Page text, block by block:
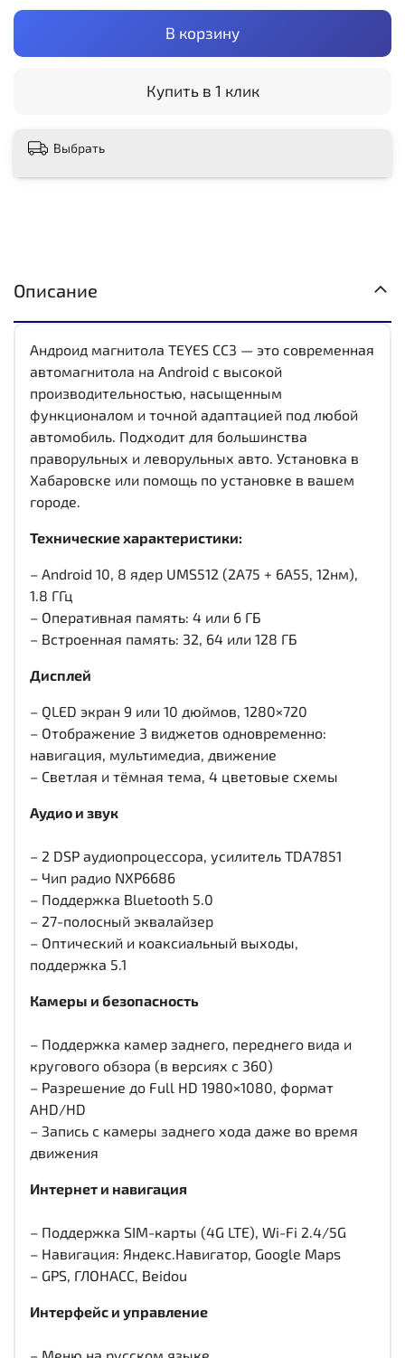
В корзину
Купить в 1 клик
Выбрать
Описание
Андроид магнитола TEYES CC3 — это современная
автомагнитола на Android с высокой
производительностью, насыщенным
функционалом и точной адаптацией под любой
автомобиль. Подходит для большинства
праворульных и леворульных авто. Установка в
Хабаровске или помощь по установке в вашем
городе.
Технические характеристики:
– Android 10, 8 ядер UMS512 (2A75 + 6A55, 12нм),
1.8 ГГц
– Оперативная память: 4 или 6 ГБ
– Встроенная память: 32, 64 или 128 ГБ
Дисплей
– QLED экран 9 или 10 дюймов, 1280×720
– Отображение 3 виджетов одновременно:
навигация, мультимедиа, движение
– Светлая и тёмная тема, 4 цветовые схемы
Аудио и звук
– 2 DSP аудиопроцессора, усилитель TDA7851
– Чип радио NXP6686
– Поддержка Bluetooth 5.0
– 27-полосный эквалайзер
– Оптический и коаксиальный выходы,
поддержка 5.1
Камеры и безопасность
– Поддержка камер заднего, переднего вида и
кругового обзора (в версиях с 360)
– Разрешение до Full HD 1980×1080, формат
AHD/HD
– Запись с камеры заднего хода даже во время
движения
Интернет и навигация
– Поддержка SIM-карты (4G LTE), Wi-Fi 2.4/5G
– Навигация: Яндекс.Навигатор, Google Maps
– GPS, ГЛОНАСС, Beidou
Интерфейс и управление